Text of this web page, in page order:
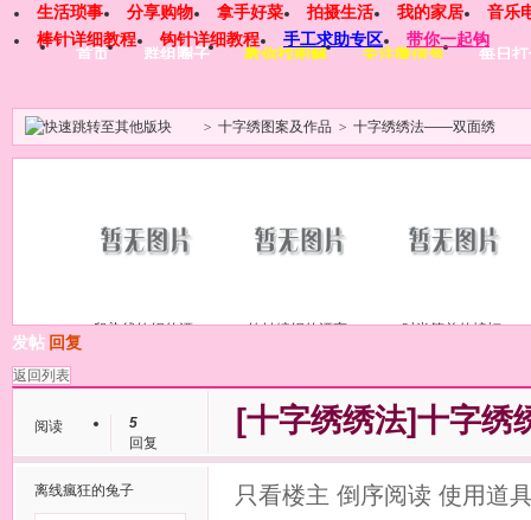
首页 群组圈子 教你找图解 关注微信号 每日
生活琐事 分享购物 拿手好菜 拍摄生活 我的家居
音乐
棒针详细教程
钩针详细教程 手工求助专区 带你一起钩
> 十字绣图案及作品 > 十字绣绣法——双面绣
段染线钩织的漂 钩针编织的漂亮 时尚简单的蝙蝠
发帖 回复
返回列表
阅读
5
回复
[十字绣绣法]十字
离线瘋狂的兔子 只看楼主 倒序阅读 使用道